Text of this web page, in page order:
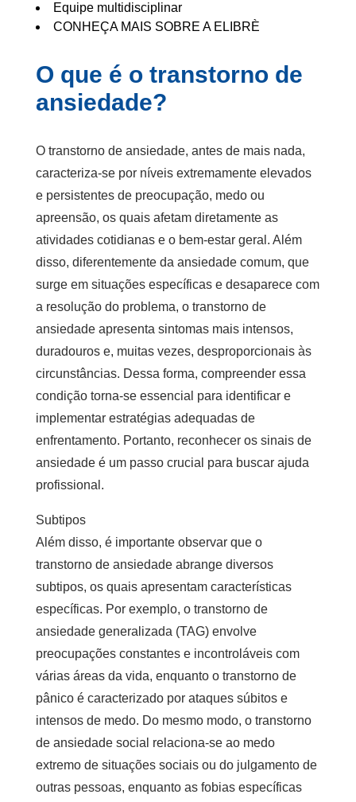
Equipe multidisciplinar
CONHEÇA MAIS SOBRE A ELIBRÈ
O que é o transtorno de
ansiedade?
O transtorno de ansiedade, antes de mais nada,
caracteriza-se por níveis extremamente elevados
e persistentes de preocupação, medo ou
apreensão, os quais afetam diretamente as
atividades cotidianas e o bem-estar geral. Além
disso, diferentemente da ansiedade comum, que
surge em situações específicas e desaparece com
a resolução do problema, o transtorno de
ansiedade apresenta sintomas mais intensos,
duradouros e, muitas vezes, desproporcionais às
circunstâncias. Dessa forma, compreender essa
condição torna-se essencial para identificar e
implementar estratégias adequadas de
enfrentamento. Portanto, reconhecer os sinais de
ansiedade é um passo crucial para buscar ajuda
profissional.
Subtipos
Além disso, é importante observar que o
transtorno de ansiedade abrange diversos
subtipos, os quais apresentam características
específicas. Por exemplo, o transtorno de
ansiedade generalizada (TAG) envolve
preocupações constantes e incontroláveis com
várias áreas da vida, enquanto o transtorno de
pânico é caracterizado por ataques súbitos e
intensos de medo. Do mesmo modo, o transtorno
de ansiedade social relaciona-se ao medo
extremo de situações sociais ou do julgamento de
outras pessoas, enquanto as fobias específicas